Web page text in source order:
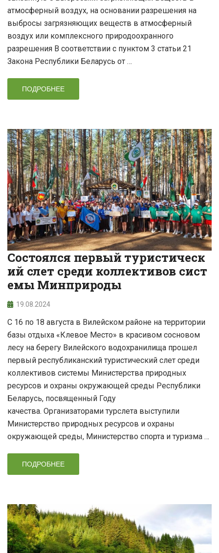
атмосферный воздух, на основании разрешения на
выбросы загрязняющих веществ в атмосферный
воздух или комплексного природоохранного
разрешения В соответствии с пунктом 3 статьи 21
Закона Республики Беларусь от …
ПОДРОБНЕЕ
Состоялся первый туристическ
ий слет среди коллективов сист
емы Минприроды
19.08.2024
С 16 по 18 августа в Вилейском районе на территории
базы отдыха «Клевое Место» в красивом сосновом
лесу на берегу Вилейского водохранилища прошел
первый республиканский туристический слет среди
коллективов системы Министерства природных
ресурсов и охраны окружающей среды Республики
Беларусь, посвященный Году
качества. Организаторами турслета выступили
Министерство природных ресурсов и охраны
окружающей среды, Министерство спорта и туризма …
ПОДРОБНЕЕ